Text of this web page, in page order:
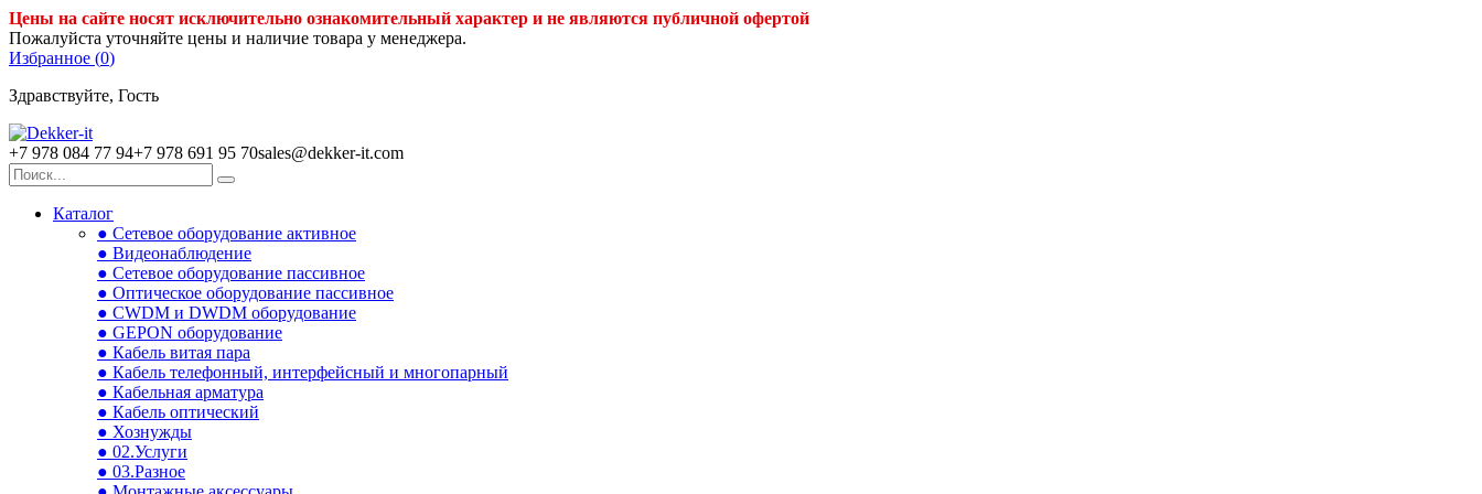
Цены на сайте носят исключительно ознакомительный характер и не являются публичной офертой
Пожалуйста уточняйте цены и наличие товара у менеджера.
Избранное (0)
Здравствуйте, Гость
+7 978 084 77 94+7 978 691 95 70sales@dekker-it.com
Каталог
● Сетевое оборудование активное
● Видеонаблюдение
● Сетевое оборудование пассивное
● Оптическое оборудование пассивное
● CWDM и DWDM оборудование
● GEPON оборудование
● Кабель витая пара
● Кабель телефонный, интерфейсный и многопарный
● Кабельная арматура
● Кабель оптический
● Хознужды
● 02.Услуги
● 03.Разное